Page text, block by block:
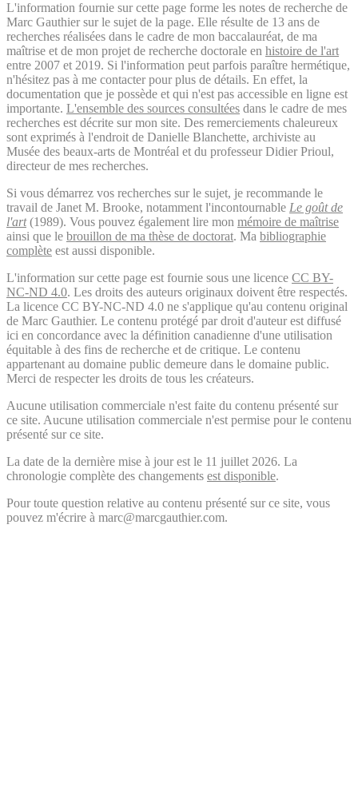
L'information fournie sur cette page forme les notes de recherche de
Marc Gauthier sur le sujet de la page. Elle résulte de 13 ans de
recherches réalisées dans le cadre de mon baccalauréat, de ma
maîtrise et de mon projet de recherche doctorale en histoire de l'art
entre 2007 et 2019. Si l'information peut parfois paraître hermétique,
n'hésitez pas à me contacter pour plus de détails. En effet, la
documentation que je possède et qui n'est pas accessible en ligne est
importante. L'ensemble des sources consultées dans le cadre de mes
recherches est décrite sur mon site. Des remerciements chaleureux
sont exprimés à l'endroit de Danielle Blanchette, archiviste au
Musée des beaux-arts de Montréal et du professeur Didier Prioul,
directeur de mes recherches.
Si vous démarrez vos recherches sur le sujet, je recommande le
travail de Janet M. Brooke, notamment l'incontournable Le goût de
l'art(1989). Vous pouvez également lire mon mémoire de maîtrise
ainsi que le brouillon de ma thèse de doctorat. Ma bibliographie
complète est aussi disponible.
L'information sur cette page est fournie sous une licence CC BY-
NC-ND 4.0. Les droits des auteurs originaux doivent être respectés.
La licence CC BY-NC-ND 4.0 ne s'applique qu'au contenu original
de Marc Gauthier. Le contenu protégé par droit d'auteur est diffusé
ici en concordance avec la définition canadienne d'une utilisation
équitable à des fins de recherche et de critique. Le contenu
appartenant au domaine public demeure dans le domaine public.
Merci de respecter les droits de tous les créateurs.
Aucune utilisation commerciale n'est faite du contenu présenté sur
ce site. Aucune utilisation commerciale n'est permise pour le contenu
présenté sur ce site.
La date de la dernière mise à jour est le 11 juillet 2026. La
chronologie complète des changements est disponible.
Pour toute question relative au contenu présenté sur ce site, vous
pouvez m'écrire à marc@marcgauthier.com.